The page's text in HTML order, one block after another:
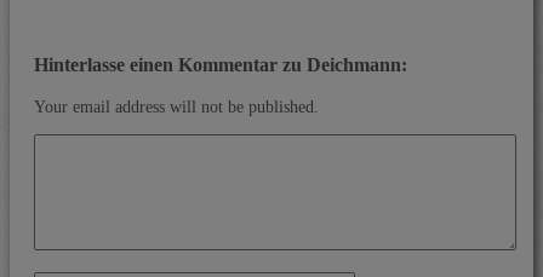
Hinterlasse einen Kommentar zu Deichmann:
Your email address will not be published.